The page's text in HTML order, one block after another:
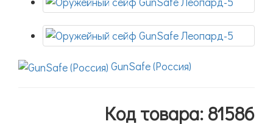
GunSafe (Россия)
Код товара: 81586